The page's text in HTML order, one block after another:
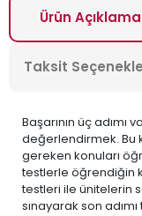
Ürün
Taksit
Başarının üç adımı
değerlendirmek. Bu
gereken konuları
testlerle öğrendiğin
testleri ile ünitelerin
sınayarak son